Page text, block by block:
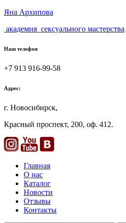
Яна Архипова
академия сексуального мастерства
Наш телефон
+7 913 916-99-58
Адрес:
г. Новосибирск,
Красный проспект, 200, оф. 412.
Главная
О нас
Каталог
Новости
Отзывы
Контакты